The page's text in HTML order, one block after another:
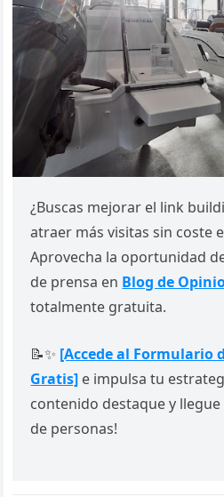
¿Buscas mejorar el link
atraer más visitas sin coste
Aprovecha la oportunidad
de prensa en Blog de
totalmente gratuita.
📝✨ [Accede al Formulario
Gratis] e impulsa tu
contenido destaque y
de personas!